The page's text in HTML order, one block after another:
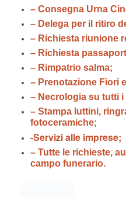
– Consegna Urna
– Delega per il ritiro
– Richiesta riunione
– Richiesta
– Rimpatrio salma;
– Prenotazione Fiori
– Necrologia su tutti
– Stampa luttini,
fotoceramiche;
-Servizi alle imprese;
– Tutte le richieste,
campo funerario.